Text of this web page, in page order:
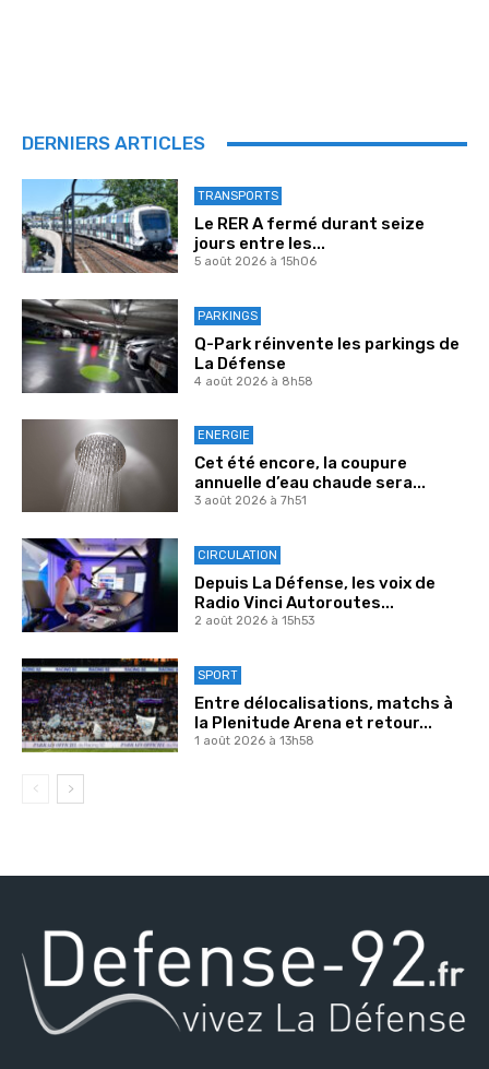
DERNIERS ARTICLES
TRANSPORTS
Le RER A fermé durant seize
jours entre les...
5 août 2026 à 15h06
PARKINGS
Q-Park réinvente les parkings de
La Défense
4 août 2026 à 8h58
ENERGIE
Cet été encore, la coupure
annuelle d’eau chaude sera...
3 août 2026 à 7h51
CIRCULATION
Depuis La Défense, les voix de
Radio Vinci Autoroutes...
2 août 2026 à 15h53
SPORT
Entre délocalisations, matchs à
la Plenitude Arena et retour...
1 août 2026 à 13h58